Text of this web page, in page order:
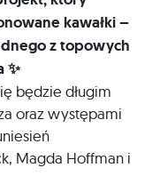
kawałki –
z topowych
✨
będzie długim
oraz występami
Magda Hoffman i